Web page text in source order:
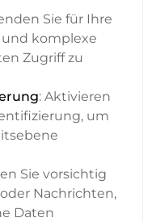
Sie für Ihre
komplexe
Zugriff zu
: Aktivieren
um
Sie vorsichtig
Nachrichten,
Daten